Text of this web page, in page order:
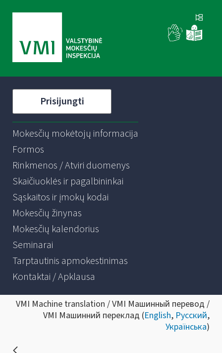
Prisijungti
Mokesčių mokėtojų informacija
Formos
Rinkmenos / Atviri duomenys
Skaičiuoklės ir pagalbininkai
Sąskaitos ir įmokų kodai
Mokesčių žinynas
Mokesčių kalendorius
Seminarai
Tarptautinis apmokestinimas
Kontaktai / Apklausa
VMI Machine translation / VMI Машинный перевод /
VMI Машинний переклад (English, Русский,
Українська)